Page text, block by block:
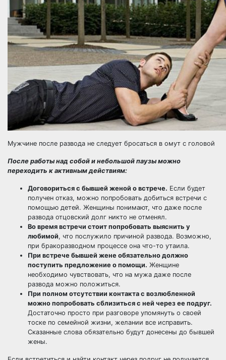
Мужчине после развода не следует бросаться в омут с головой
После работы над собой и небольшой паузы можно
переходить к активным действиям:
Договориться с бывшей женой о встрече. Если будет
получен отказ, можно попробовать добиться встречи с
помощью детей. Женщины понимают, что даже после
развода отцовский долг никто не отменял.
Во время встречи стоит попробовать выяснить у
любимой, что послужило причиной развода. Возможно,
при бракоразводном процессе она что-то утаила.
При встрече бывшей жене обязательно должно
поступить предложение о помощи. Женщине
необходимо чувствовать, что на мужа даже после
развода можно положиться.
При полном отсутствии контакта с возлюбленной
можно попробовать сблизиться с ней через ее подруг.
Достаточно просто при разговоре упомянуть о своей
тоске по семейной жизни, желании все исправить.
Сказанные слова обязательно будут донесены до бывшей
жены.